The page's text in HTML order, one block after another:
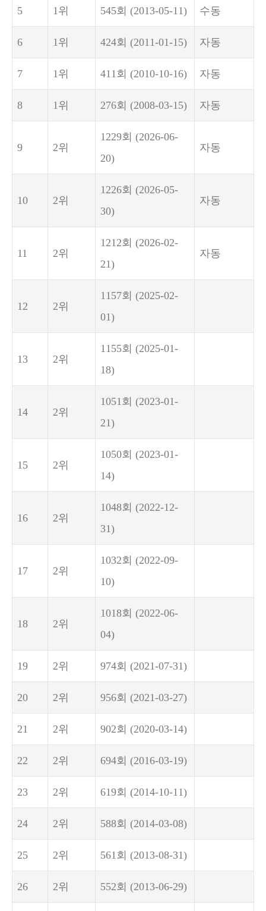
5 1위 545회 (2013-05-11) 수동
6 1위 424회 (2011-01-15) 자동
7 1위 411회 (2010-10-16) 자동
8 1위 276회 (2008-03-15) 자동
9 2위
1229회 (2026-06-
20)
자동
10 2위
1226회 (2026-05-
30)
자동
11 2위
1212회 (2026-02-
21)
자동
12 2위
1157회 (2025-02-
01)
13 2위
1155회 (2025-01-
18)
14 2위
1051회 (2023-01-
21)
15 2위
1050회 (2023-01-
14)
16 2위
1048회 (2022-12-
31)
17 2위
1032회 (2022-09-
10)
18 2위
1018회 (2022-06-
04)
19 2위 974회 (2021-07-31)
20 2위 956회 (2021-03-27)
21 2위 902회 (2020-03-14)
22 2위 694회 (2016-03-19)
23 2위 619회 (2014-10-11)
24 2위 588회 (2014-03-08)
25 2위 561회 (2013-08-31)
26 2위 552회 (2013-06-29)